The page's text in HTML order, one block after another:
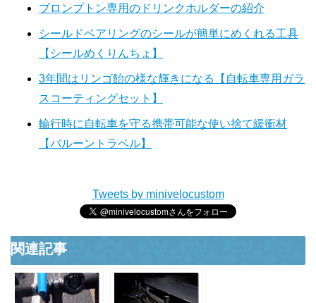
ブロンプトン専用のドリンクホルダーの紹介
シールドベアリングのシールが簡単にめくれる工具
【シールめくりんちょ】
3年間はリンゴ飴の様な輝きになる【自転車専用ガラ
スコーティングセット】
輪行時に自転車を守る携帯可能な使い捨て緩衝材
【バルーントラベル】
Tweets by minivelocustom
関連記事